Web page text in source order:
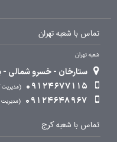
تماس با شعبه تهران
شعبه تهران
ستارخان - خسرو شمالی - برج
09124677115
مدیریت
09124648967 مدیریت
تماس با شعبه کرج